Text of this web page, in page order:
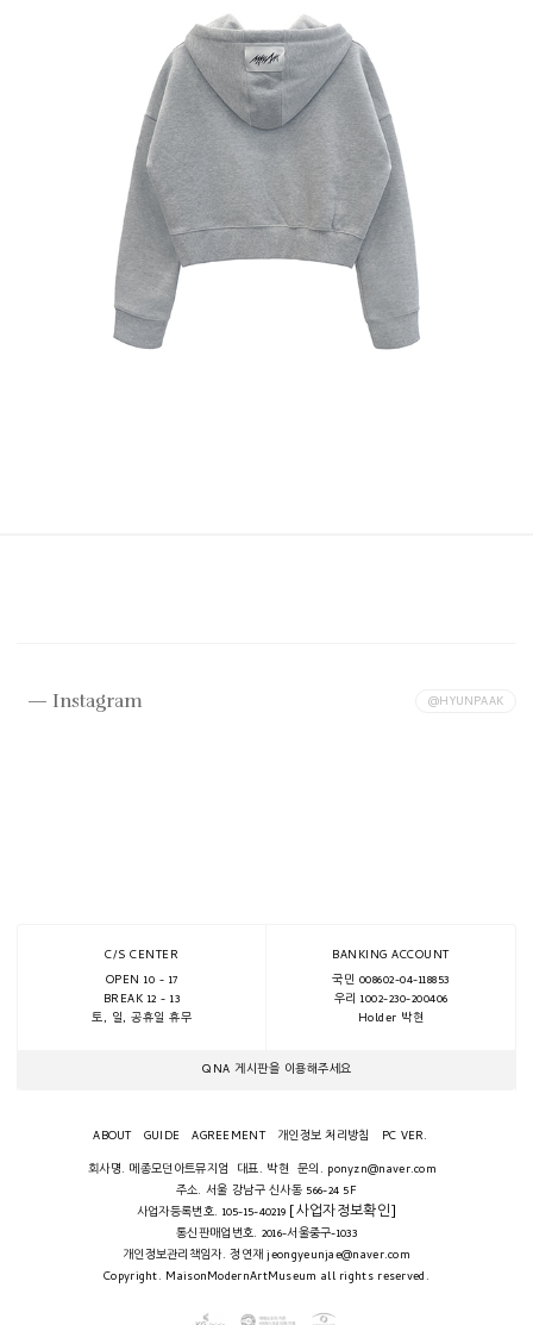
Instagram @HYUNPAAK
C/S CENTER
OPEN 10 - 17
BREAK 12 - 13
토, 일, 공휴일 휴무
BANKING ACCOUNT
국민 008602-04-118853
우리 1002-230-200406
Holder 박현
QNA 게시판을 이용해주세요
ABOUT GUIDE AGREEMENT 개인정보 처리방침
PC VER.
회사명. 메종모던아트뮤지엄 대표. 박현 문의. ponyzn@naver.com
주소. 서울 강남구 신사동 566-24 5F
사업자등록번호. 105-15-40219 [사업자정보확인]
통신판매업번호. 2016-서울중구-1033
개인정보관리책임자. 정연재 jeongyeunjae@naver.com
Copyright. MaisonModernArtMuseum all rights reserved.